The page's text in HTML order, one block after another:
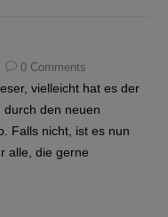
0 Comments
vielleicht hat es der
durch den neuen
Falls nicht, ist es nun
alle, die gerne